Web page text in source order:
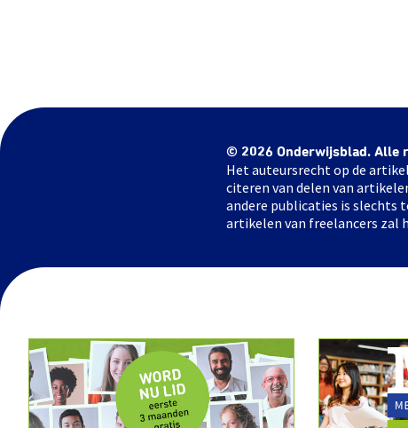
© 2026 Onderwijsblad. Alle
Het auteursrecht op de
citeren van delen van
andere publicaties is slechts
artikelen van freelancers zal